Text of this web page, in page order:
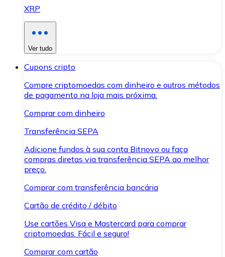
XRP
Ver tudo
Cupons cripto
Compre criptomoedas com dinheiro e outros métodos
de pagamento na loja mais próxima.
Comprar com dinheiro
Transferência SEPA
Adicione fundos à sua conta Bitnovo ou faça
compras diretas via transferência SEPA ao melhor
preço.
Comprar com transferência bancária
Cartão de crédito / débito
Use cartões Visa e Mastercard para comprar
criptomoedas. Fácil e seguro!
Comprar com cartão